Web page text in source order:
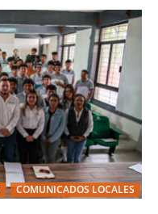
COMUNICADOS LOCALES